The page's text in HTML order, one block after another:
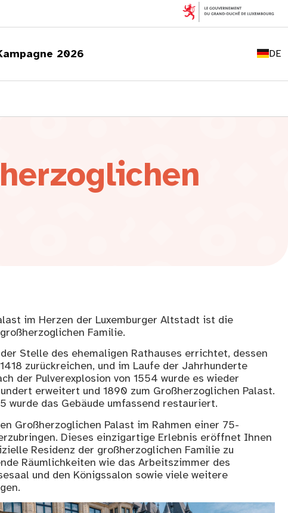
2026 DE
FR
LU
im Herzen der Luxemburger Altstadt ist die
Familie.
Stelle des ehemaligen Rathauses errichtet, dessen
zurückreichen, und im Laufe der Jahrhunderte
der Pulverexplosion von 1554 wurde es wieder
erweitert und 1890 zum Großherzoglichen Palast.
wurde das Gebäude umfassend restauriert.
Großherzoglichen Palast im Rahmen einer 75-
Dieses einzigartige Erlebnis eröffnet Ihnen
Residenz der großherzoglichen Familie zu
Räumlichkeiten wie das Arbeitszimmer des
und den Königssalon sowie viele weitere